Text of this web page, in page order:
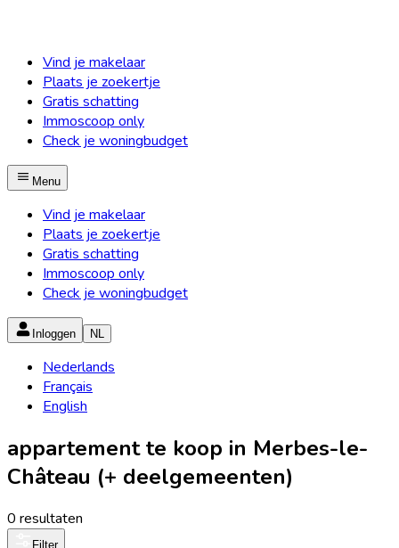
Vind je makelaar
Plaats je zoekertje
Gratis schatting
Immoscoop only
Check je woningbudget
Menu
Vind je makelaar
Plaats je zoekertje
Gratis schatting
Immoscoop only
Check je woningbudget
Inloggen NL
Nederlands
Français
English
appartement te koop in Merbes-le-
Château (+ deelgemeenten)
0 resultaten
Filter